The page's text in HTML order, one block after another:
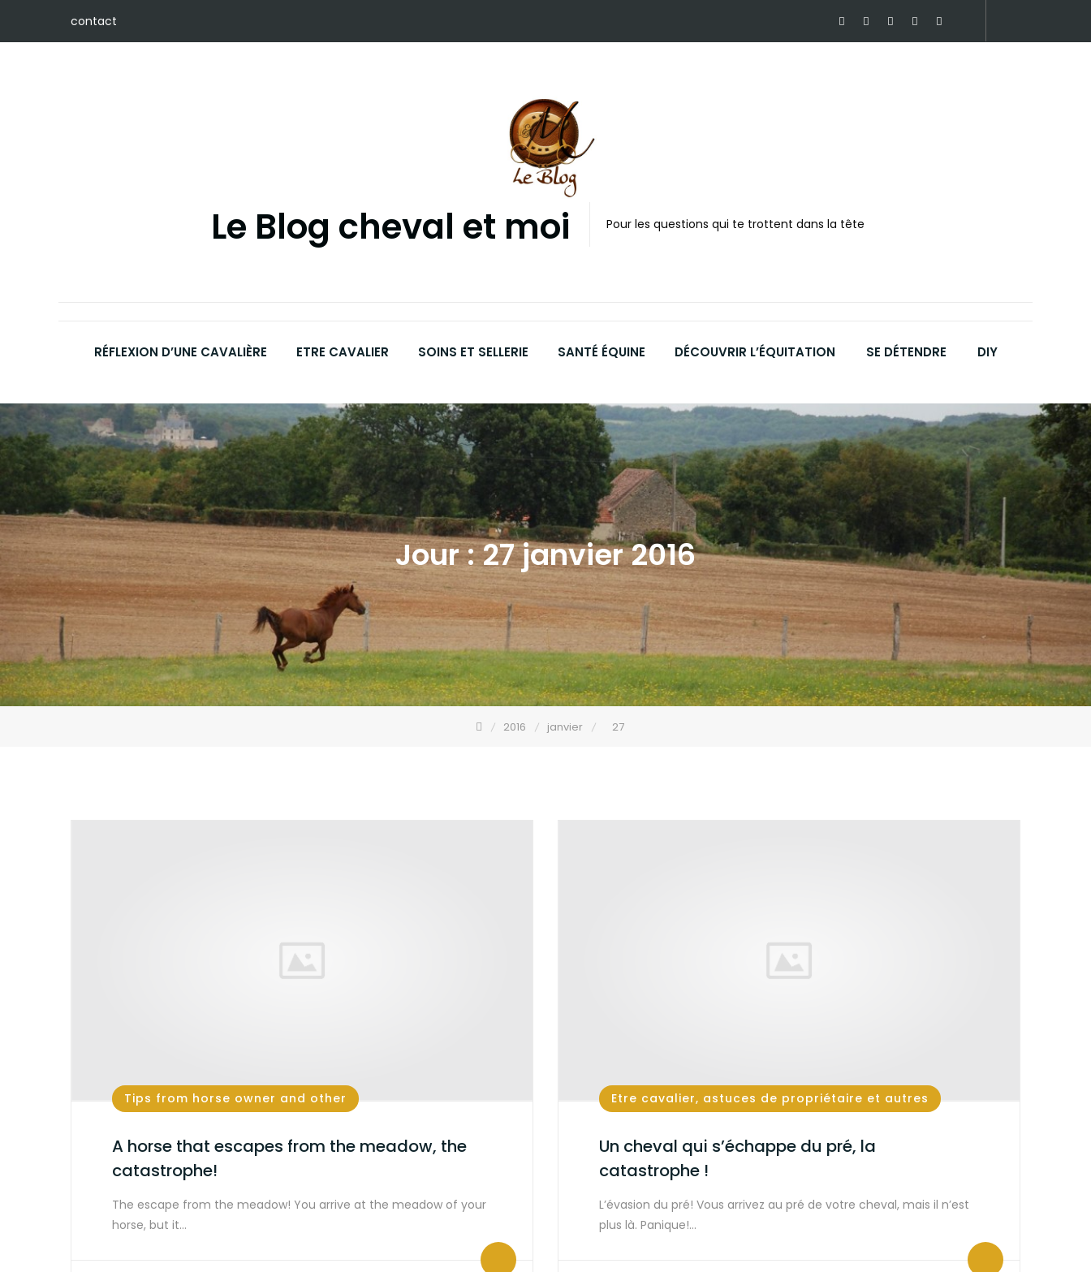
contact
Le Blog cheval et moi Pour les questions qui te trottent dans la tête
RÉFLEXION D’UNE CAVALIÈRE ETRE CAVALIER SOINS ET SELLERIE SANTÉ ÉQUINE DÉCOUVRIR L’ÉQUITATION SE DÉTENDRE DIY
Jour :27 janvier 2016
2016 janvier 27
Tips from horse owner and other
A horse that escapes from the meadow, the
catastrophe!
The escape from the meadow! You arrive at the meadow of your
horse, but it…
Etre cavalier, astuces de propriétaire et autres
Un cheval qui s’échappe du pré, la
catastrophe !
L’évasion du pré! Vous arrivez au pré de votre cheval, mais il n’est
plus là. Panique!…